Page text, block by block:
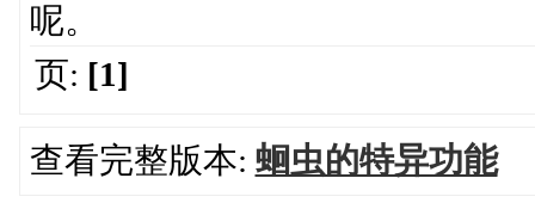
呢。
页: [1]
查看完整版本: 蛔虫的特异功能